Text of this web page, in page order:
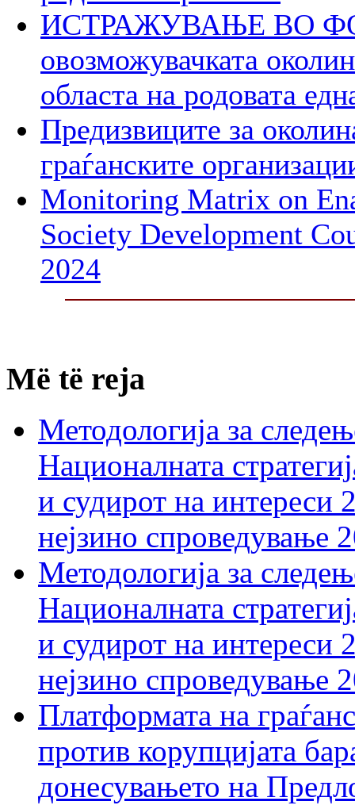
ИСТРАЖУВАЊЕ ВО
овозможувачката
областа на родовата
Предизвиците за
граѓанските
Monitoring Matrix on
Society Development
2024
Më të reja
Методологија за
Националната
и судирот на интереси
нејзино спроведување
Методологија за
Националната
и судирот на интереси
нејзино спроведување
Платформата на
против корупцијата
донесувањето на